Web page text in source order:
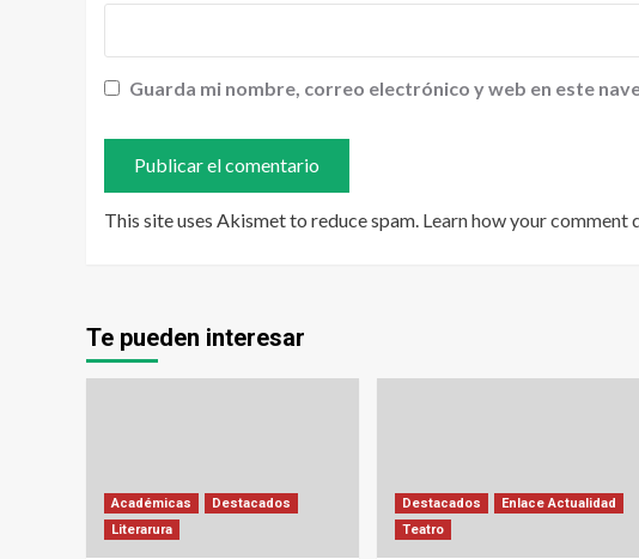
Guarda mi nombre, correo electrónico y web en este
This site uses Akismet to reduce spam. Learn how your comment
Te pueden interesar
Académicas
Destacados
Literarura
Destacados
Enlace Actualidad
Teatro